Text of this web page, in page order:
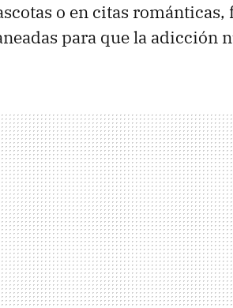
o en citas
para que la adicción